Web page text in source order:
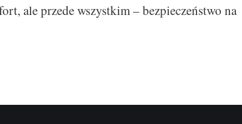
ale przede wszystkim – bezpieczeństwo na